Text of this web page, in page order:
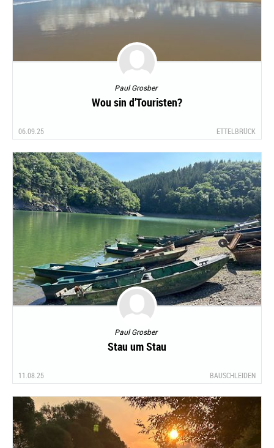
Paul Grosber
Wou sin d’Touristen?
06.09.25 ETTELBRÜCK
Paul Grosber
Stau um Stau
11.08.25 BAUSCHLEIDEN